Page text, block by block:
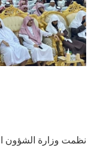
نظمت وزارة الشؤون